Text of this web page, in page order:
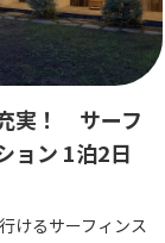
実！ サーフ
ョン 1泊2日
けるサーフィンス